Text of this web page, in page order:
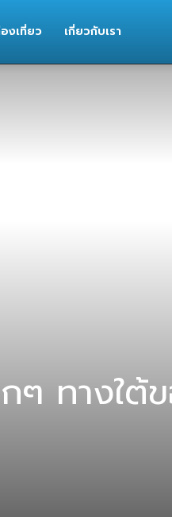
งเที่ยว เกี่ยวกับเรา
ๆ ทางใต้